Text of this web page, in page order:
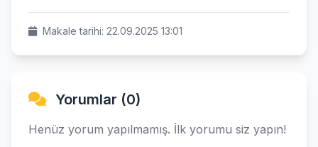
Makale tarihi: 22.09.2025 13:01
Yorumlar (0)
Henüz yorum yapılmamış. İlk yorumu siz yapın!